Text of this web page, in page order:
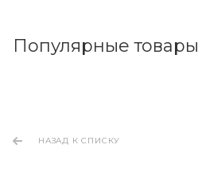
Популярные товары
НАЗАД К СПИСКУ